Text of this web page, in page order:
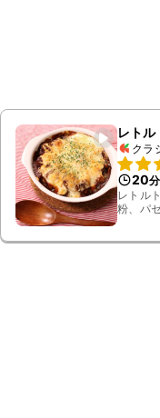
レト
クラ
20分
レトル
粉、パ